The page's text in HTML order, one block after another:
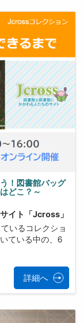
！図書館バッグ
どこ？～
イト「Jcross」
いるコレクショ
ている中の、6
詳細へ